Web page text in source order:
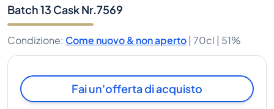
Batch 13 Cask Nr.7569
Condizione: Come nuovo & non aperto | 70cl | 51%
Fai un'offerta di acquisto